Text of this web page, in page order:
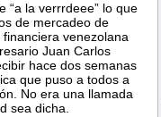
“a la verrrdeee” lo que
de mercadeo de
venezolana
Juan Carlos
hace dos semanas
que puso a todos a
No era una llamada
sea dicha.